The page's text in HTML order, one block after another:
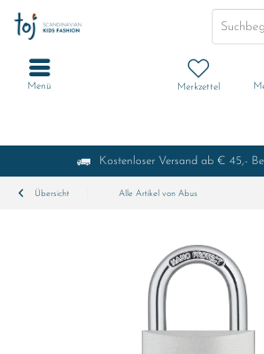
Kostenloser Versand ab € 45,-
Merkzettel
Menü
Übersicht Alle Artikel von Abus